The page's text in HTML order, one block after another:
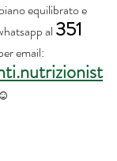
equilibrato e
al 351
email: